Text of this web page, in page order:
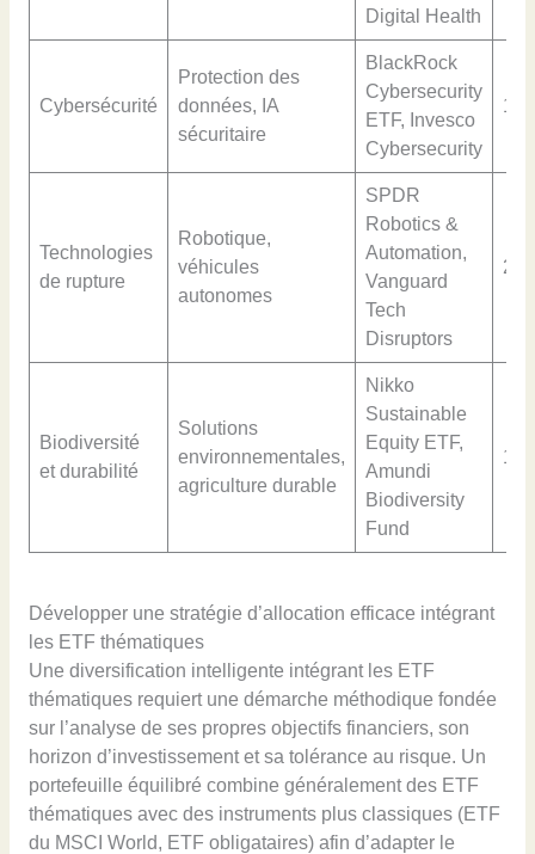
Digital Health
Cybersécurité
Protection des
données, IA
sécuritaire
BlackRock
Cybersecurity
ETF, Invesco
Cybersecurity
Technologies
de rupture
Robotique,
véhicules
autonomes
SPDR
Robotics &
Automation,
Vanguard
Tech
Disruptors
Biodiversité
et durabilité
Solutions
environnementales,
agriculture durable
Nikko
Sustainable
Equity ETF,
Amundi
Biodiversity
Fund
Développer une stratégie d’allocation efficace intégrant
les ETF thématiques
Une diversification intelligente intégrant les ETF
thématiques requiert une démarche méthodique fondée
sur l’analyse de ses propres objectifs financiers, son
horizon d’investissement et sa tolérance au risque. Un
portefeuille équilibré combine généralement des ETF
thématiques avec des instruments plus classiques (ETF
du MSCI World, ETF obligataires) afin d’adapter le